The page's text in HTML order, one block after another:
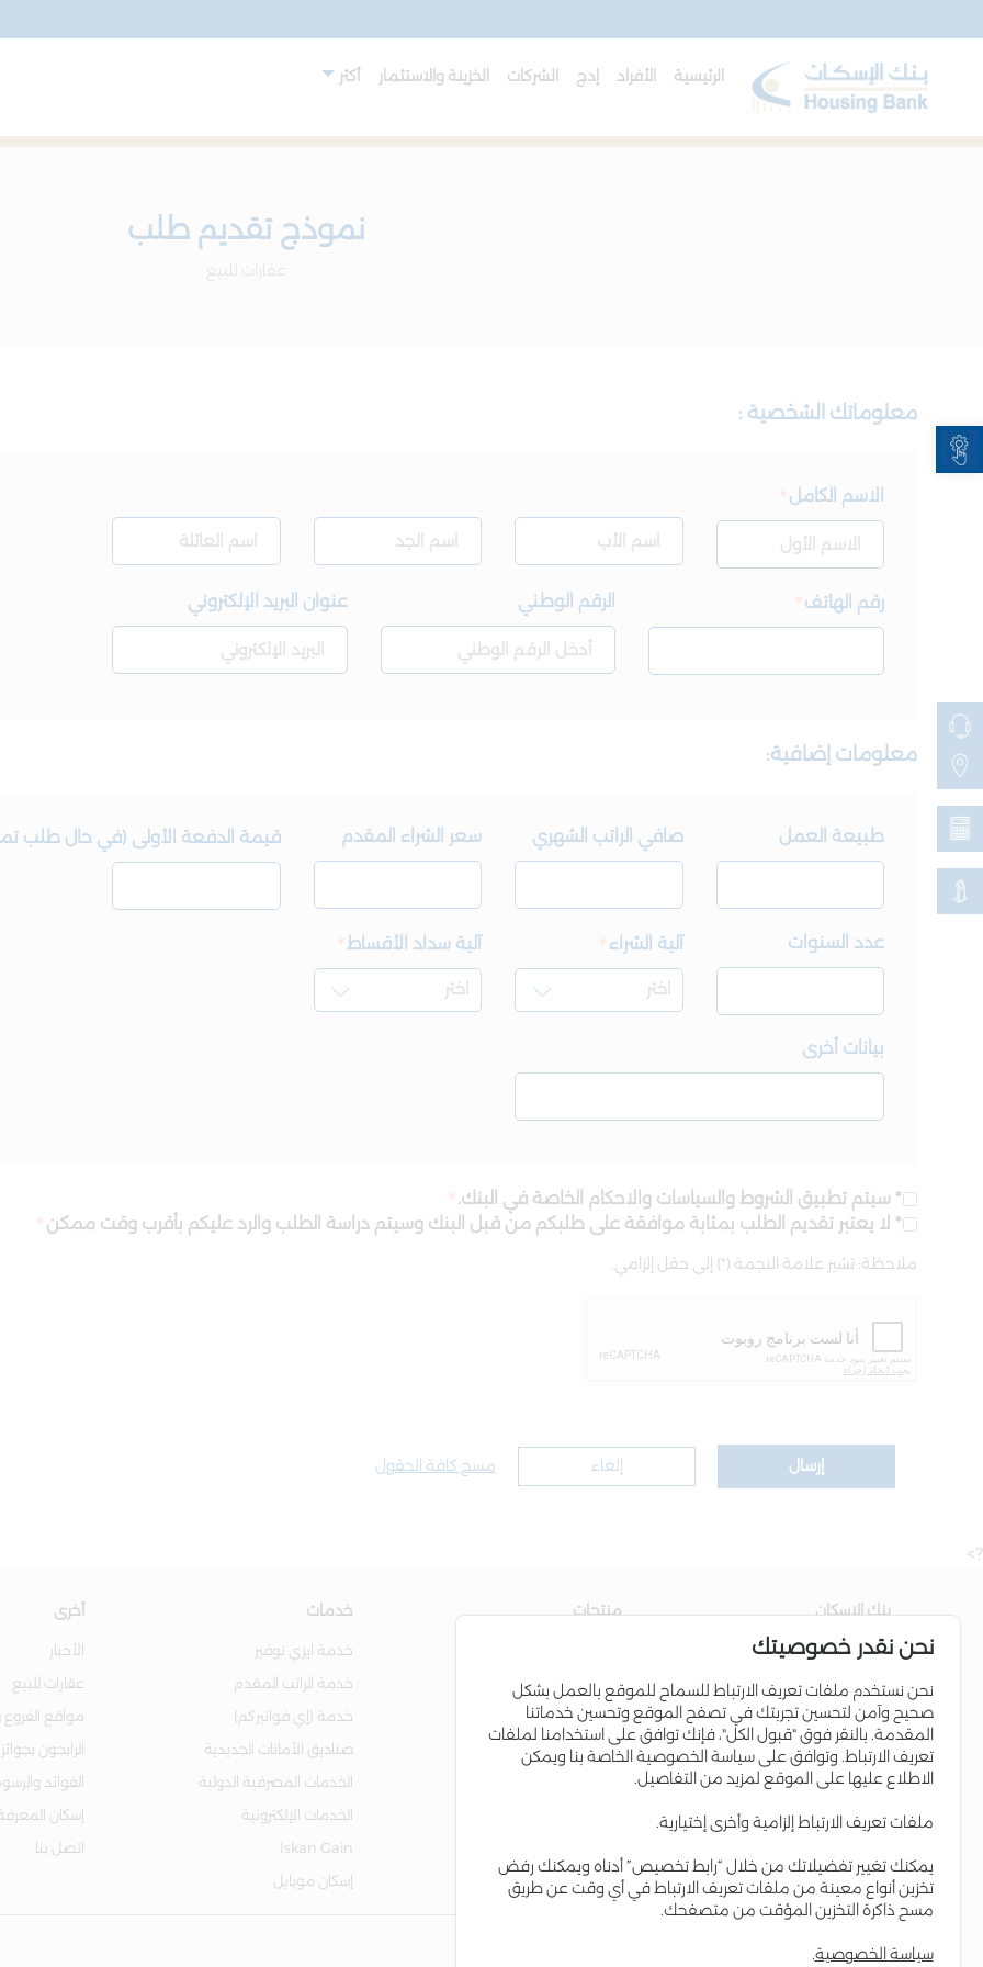
Open toolbar
الرئيسية الأفراد إدج الشركات الخزينة والاستثمار أكثر
نموذج تقديم طلب
عقارات للبيع
معلوماتك الشخصية :
الاسم الكامل
رقم الهاتف الرقم الوطني عنوان البريد الإلكتروني
معلومات إضافية:
طبيعة العمل صافي الراتب الشهري سعر الشراء المقدم قيمة الدفعة الأولى (في حال طلب
عدد السنوات آلية الشراء آلية سداد الأقساط
بيانات أخرى
* سيتم تطبيق الشروط والسياسات والاحكام الخاصة في البنك.
* لا يعتبر تقديم الطلب بمثابة موافقة على طلبكم من قبل البنك وسيتم دراسة الطلب والرد عليكم بأقرب وقت ممكن
ملاحظة: تشير علامة النجمة (*) إلى حقل إلزامي.
إرسال إلغاء مسح كافة الحقول
?>
بنك الاسكان
عن البنك
مجلس الإدارة
إدارة البنك
علاقات المستثمرين
التواجد الإقليمي
المسؤولية الاجتماعية
العمل لدى البنك
منتجات
القروض السكنية
برامج الائتمان
البطاقات الإئتمانية
حساب مستقبلي
خدمات
خدمة ايزي توفير
خدمة الراتب المقدم
خدمة (إي فواتيركم)
صناديق الأمانات الحديدية
الخدمات المصرفية الدولية
الخدمات الإلكترونية
Iskan Gain
إسكان موبايل
أخرى
الأخبار
عقارات للبيع
مواقع الفروع
الرابحون
الفوائد
إسكان
اتصل بنا
نحن نقدر خصوصيتك
نحن نستخدم ملفات تعريف الارتباط للسماح للموقع بالعمل بشكل
صحيح وآمن لتحسين تجربتك في تصفح الموقع وتحسين خدماتنا
المقدمة. بالنقر فوق "قبول الكل"، فإنك توافق على استخدامنا لملفات
تعريف الارتباط. وتوافق على سياسة الخصوصية الخاصة بنا ويمكن
الاطلاع عليها على الموقع لمزيد من التفاصيل.
ملفات تعريف الارتباط إلزامية وأخرى إختيارية.
يمكنك تغيير تفضيلاتك من خلال “رابط تخصيص” أدناه ويمكنك رفض
تخزين أنواع معينة من ملفات تعريف الارتباط في أي وقت عن طريق
مسح ذاكرة التخزين المؤقت من متصفحك.
سياسة الخصوصية.